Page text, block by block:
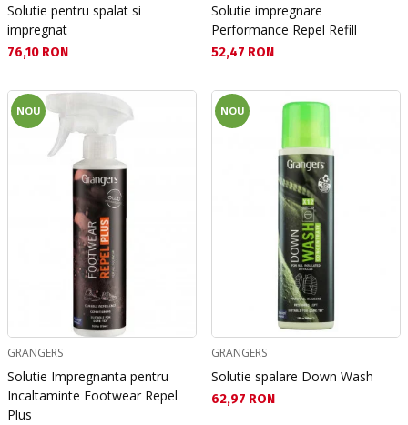
Solutie pentru spalat si
impregnat
Текуща цена:
76,10 RON
Solutie impregnare
Performance Repel Refill
Текуща цена:
52,47 RON
NOU
GRANGERS
Solutie Impregnanta pentru
Incaltaminte Footwear Repel
Plus
NOU
GRANGERS
Solutie spalare Down Wash
Текуща цена:
62,97 RON